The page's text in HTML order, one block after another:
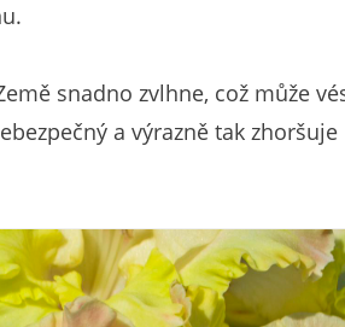
snadno zvlhne, což může
a výrazně tak zhoršuje